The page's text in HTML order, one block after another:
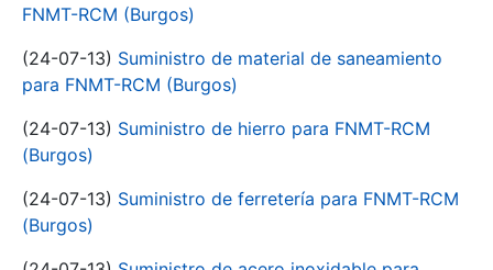
FNMT-RCM (Burgos)
(24-07-13) Suministro de material de saneamiento
para FNMT-RCM (Burgos)
(24-07-13) Suministro de hierro para FNMT-RCM
(Burgos)
(24-07-13) Suministro de ferretería para FNMT-RCM
(Burgos)